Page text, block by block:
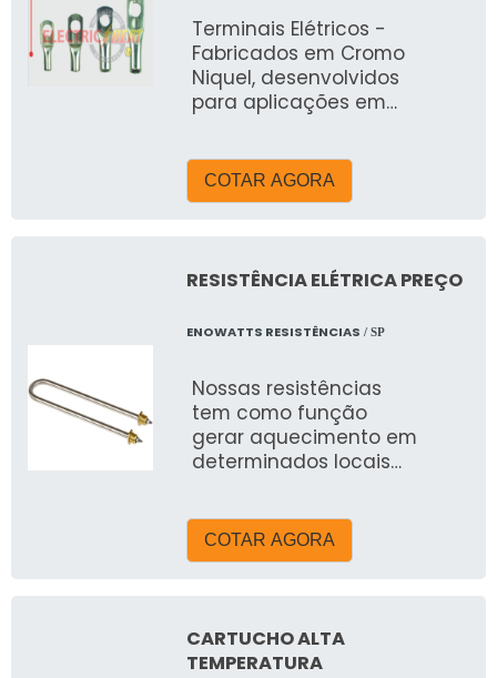
Terminais Elétricos -
Fabricados em Cromo
Niquel, desenvolvidos
para aplicações em
temperaturas até
400°C para alta
COTAR AGORA
RESISTÊNCIA ELÉTRICA PREÇO
ENOWATTS RESISTÊNCIAS / SP
Nossas resistências
tem como função
gerar aquecimento em
determinados locais
temperatura de
caldeiras, resinas,
COTAR AGORA
CARTUCHO ALTA
TEMPERATURA